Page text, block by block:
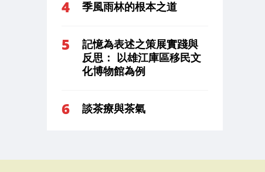
季風雨林的根本之道
記憶為表述之策展實踐與
反思： 以雄江庫區移民文
化博物館為例
談茶療與茶氣